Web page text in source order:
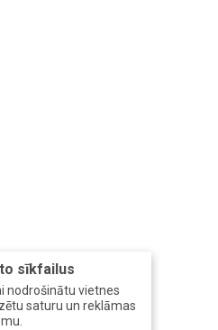
sīkfailus
nodrošinātu vietnes
saturu un reklāmas